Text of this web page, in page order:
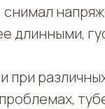
длинными,
при